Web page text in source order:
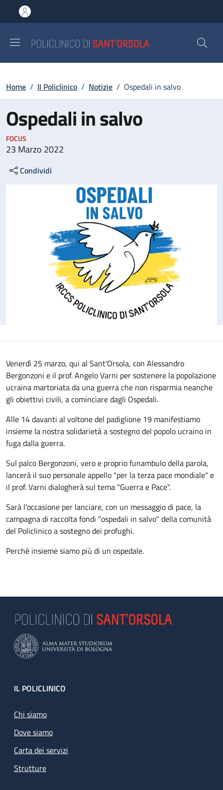
al contenuto principale
to footer content
Briciole di pane
Home / Il Policlinico / Notizie / Ospedali in salvo
Ospedali in salvo
FOCUS
23 Marzo 2022
Condividi
Venerdì 25 marzo, qui al Sant'Orsola, con Alessandro
Bergonzoni e il prof. Angelo Varni per sostenere la popolazione
ucraina martoriata da una guerra che non risparmia neanche
gli obiettivi civili, a cominciare dagli Ospedali.
Alle 14 davanti al voltone del padiglione 19 manifestiamo
insieme la nostra solidarietà a sostegno del popolo ucraino in
fuga dalla guerra.
Sul palco Bergonzoni, vero e proprio funambulo della parola,
lancerà il suo personale appello "per la terza pace mondiale" e
il prof. Varni dialogherà sul tema "Guerra e Pace".
Sarà l'occasione per lanciare, con un messaggio di pace, la
campagna di raccolta fondi "ospedali in salvo" della comunità
del Policlinico a sostegno dei profughi.
Perchè insieme siamo più di un ospedale.
Footer
IL POLICLINICO
Chi siamo
Dove siamo
Carta dei servizi
Strutture